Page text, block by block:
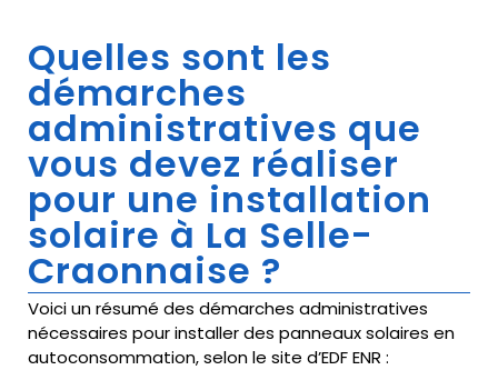
Quelles sont les
démarches
administratives que
vous devez réaliser
pour une installation
solaire à La Selle-
Craonnaise ?
Voici un résumé des démarches administratives
nécessaires pour installer des panneaux solaires en
autoconsommation, selon le site d’EDF ENR :